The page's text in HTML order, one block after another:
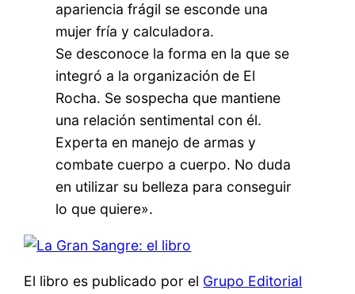
apariencia frágil se esconde una
mujer fría y calculadora.
Se desconoce la forma en la que se
integró a la organización de El
Rocha. Se sospecha que mantiene
una relación sentimental con él.
Experta en manejo de armas y
combate cuerpo a cuerpo. No duda
en utilizar su belleza para conseguir
lo que quiere».
El libro es publicado por el Grupo Editorial